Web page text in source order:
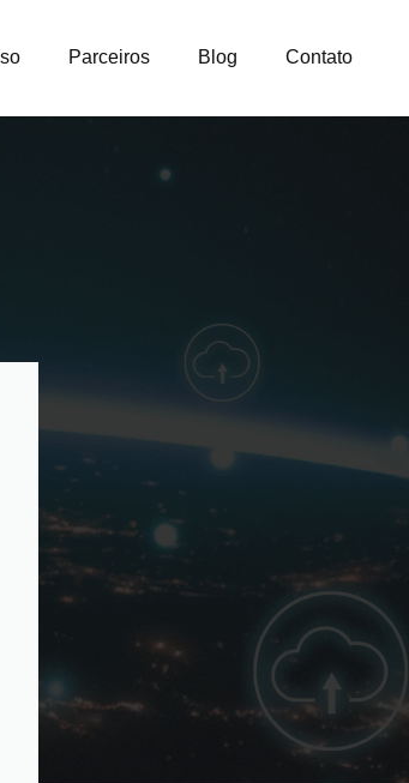
Parceiros Blog Contato
Como otimizar
custos na gestão
licenças e
subscriptions de
ativos de rede
alertas de
renovação
automatizados